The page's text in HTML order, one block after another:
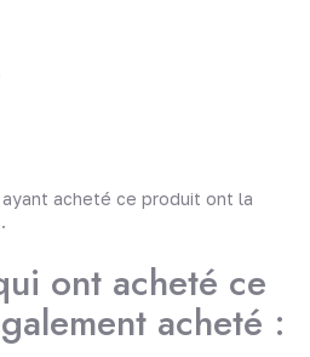
acheté ce produit ont la
ont acheté ce
acheté :